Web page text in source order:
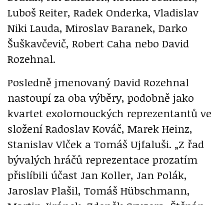
Luboš Reiter, Radek Onderka, Vladislav
Niki Lauda, Miroslav Baranek, Darko
Šuškavčevič, Robert Caha nebo David
Rozehnal.
Posledně jmenovaný David Rozehnal
nastoupí za oba výběry, podobně jako
kvartet exolomouckých reprezentantů ve
složení Radoslav Kováč, Marek Heinz,
Stanislav Vlček a Tomáš Ujfaluši. „Z řad
bývalých hráčů reprezentace prozatím
přislíbili účast Jan Koller, Jan Polák,
Jaroslav Plašil, Tomáš Hübschmann,